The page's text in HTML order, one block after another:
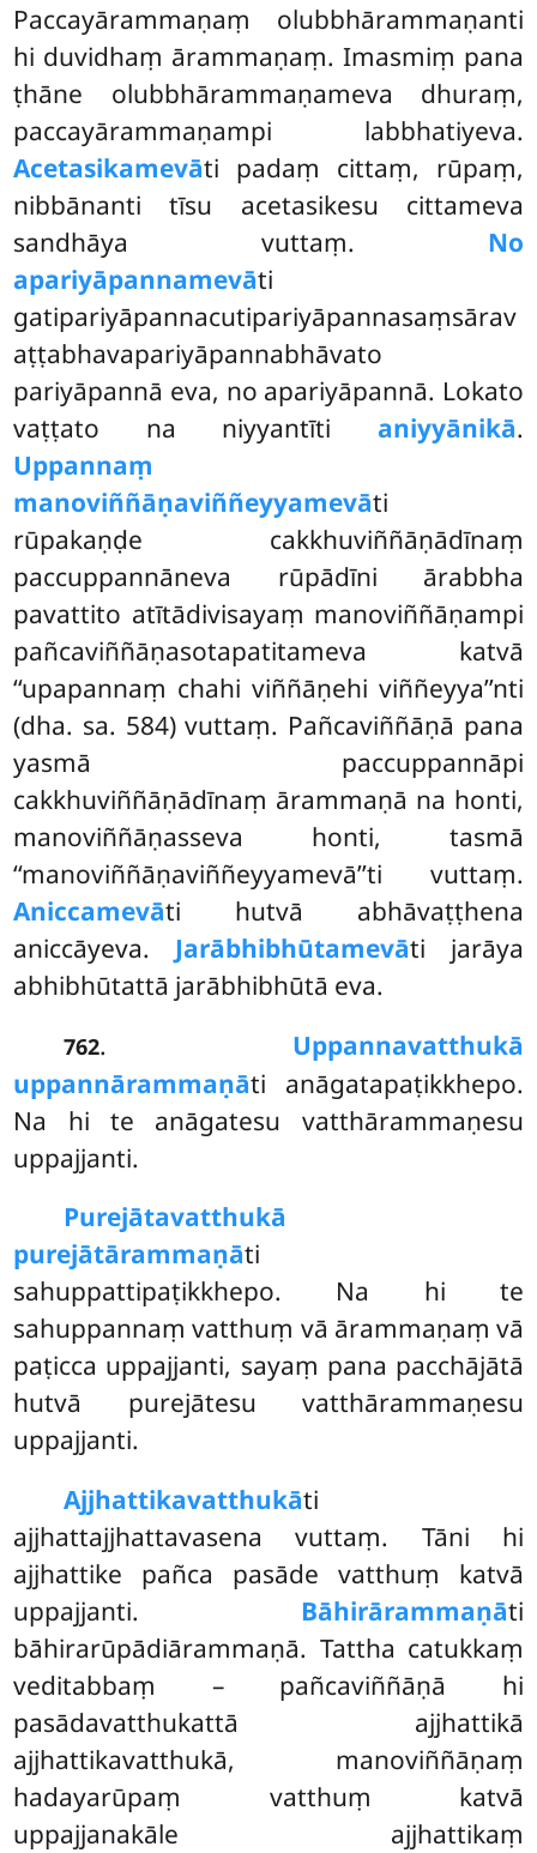
Paccayārammaṇaṃ olubbhārammaṇanti
hi duvidhaṃ ārammaṇaṃ. Imasmiṃ pana
ṭhāne olubbhārammaṇameva dhuraṃ,
paccayārammaṇampi labbhatiyeva.
Acetasikamevāti padaṃ cittaṃ, rūpaṃ,
nibbānanti tīsu acetasikesu cittameva
sandhāya vuttaṃ. No
apariyāpannamevāti
gatipariyāpannacutipariyāpannasaṃsārav
aṭṭabhavapariyāpannabhāvato
pariyāpannā eva, no apariyāpannā. Lokato
vaṭṭato na niyyantīti aniyyānikā.
Uppannaṃ
manoviññāṇaviññeyyamevāti
rūpakaṇḍe cakkhuviññāṇādīnaṃ
paccuppannāneva rūpādīni ārabbha
pavattito atītādivisayaṃ manoviññāṇampi
pañcaviññāṇasotapatitameva katvā
‘‘upapannaṃ chahi viññāṇehi viññeyya’’nti
(dha. sa. 584) vuttaṃ. Pañcaviññāṇā pana
yasmā paccuppannāpi
cakkhuviññāṇādīnaṃ ārammaṇā na honti,
manoviññāṇasseva honti, tasmā
‘‘manoviññāṇaviññeyyamevā’’ti vuttaṃ.
Aniccamevāti hutvā abhāvaṭṭhena
aniccāyeva. Jarābhibhūtamevāti jarāya
abhibhūtattā jarābhibhūtā eva.
762. Uppannavatthukā
uppannārammaṇāti anāgatapaṭikkhepo.
Na hi te anāgatesu vatthārammaṇesu
uppajjanti.
Purejātavatthukā
purejātārammaṇāti
sahuppattipaṭikkhepo. Na hi te
sahuppannaṃ vatthuṃ vā ārammaṇaṃ vā
paṭicca uppajjanti, sayaṃ pana pacchājātā
hutvā purejātesu vatthārammaṇesu
uppajjanti.
Ajjhattikavatthukāti
ajjhattajjhattavasena vuttaṃ. Tāni hi
ajjhattike pañca pasāde vatthuṃ katvā
uppajjanti. Bāhirārammaṇāti
bāhirarūpādiārammaṇā. Tattha catukkaṃ
veditabbaṃ – pañcaviññāṇā hi
pasādavatthukattā ajjhattikā
ajjhattikavatthukā, manoviññāṇaṃ
hadayarūpaṃ vatthuṃ katvā
uppajjanakāle ajjhattikaṃ